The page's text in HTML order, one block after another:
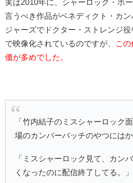
実は2010年に、シャーロック・ホ
言うべき作品がベネディクト・カ
ジャーズでドクター・ストレンジ
で映像化されているのですが、
こ
価が多めでした。
「竹内結子のミスシャーロック
場のカンバーバッチのやつにはか
「ミスシャーロック見て、カン
くなったのに配信終了してる。」